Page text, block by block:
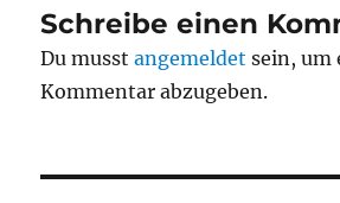
Schreibe einen
Du musstangemeldet sein, um
Kommentar abzugeben.